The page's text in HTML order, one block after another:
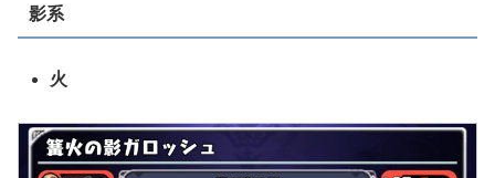
影系
火